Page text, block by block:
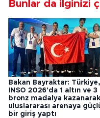
Bunlar da ilginizi
Bakan Bayraktar: Türkiye,
INSO 2026'da 1 altın ve 3
bronz madalya kazanarak
uluslararası arenaya
bir giriş yaptı